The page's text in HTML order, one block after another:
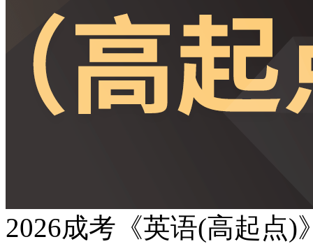
2026成考《英语(高起点)